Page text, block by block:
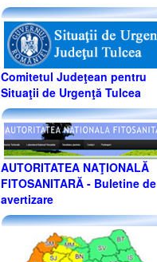
Comitetul Judeţean pentru
Situaţii de Urgenţă Tulcea
AUTORITATEA NAŢIONALĂ
FITOSANITARĂ - Buletine de
avertizare